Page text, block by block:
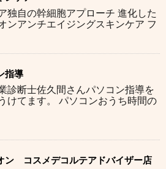
独自の幹細胞アプローチ 進化した
ンアンチエイジングスキンケア フ
指導
診断士佐久間さんパソコン指導を
けてます。 パソコンおうち時間の
ン コスメデコルテアドバイザー店